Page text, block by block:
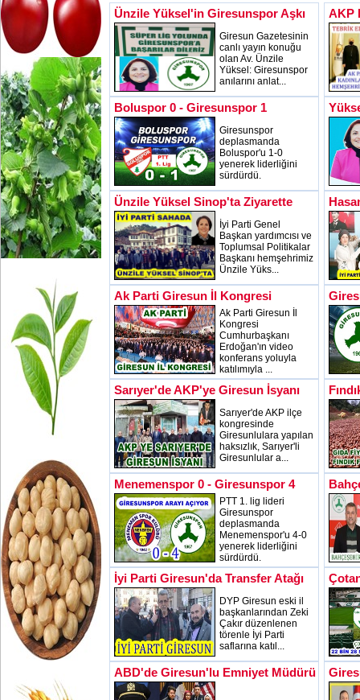
Ünzile Yüksel'in Giresunspor Aşkı
Giresun Gazetesinin
canlı yayın konuğu
olan Av. Ünzile
Yüksel: Giresunspor
anılarını anlat...
AKP
Boluspor 0 - Giresunspor 1
Giresunspor
deplasmanda
Boluspor'u 1-0
yenerek liderliğini
sürdürdü.
Ünzile Yüksel Sinop'ta Ziyarette
İyi Parti Genel
Başkan yardımcısı ve
Toplumsal Politikalar
Başkanı hemşehrimiz
Ünzile Yüks...
Ak Parti Giresun İl Kongresi
Ak Parti Giresun İl
Kongresi
Cumhurbaşkanı
Erdoğan'ın video
konferans yoluyla
katılımıyla ...
Sarıyer'de AKP'ye Giresun İsyanı
Sarıyer'de AKP ilçe
kongresinde
Giresunlulara yapılan
haksızlık, Sarıyer'li
Giresunlular a...
Menemenspor 0 - Giresunspor 4
PTT 1. lig lideri
Giresunspor
deplasmanda
Menemenspor'u 4-0
yenerek liderliğini
sürdürdü.
İyi Parti Giresun'da Transfer Atağı
DYP Giresun eski il
başkanlarından Zeki
Çakır düzenlenen
törenle İyi Parti
saflarına katıl...
ABD'de Giresun'lu Emniyet Müdürü